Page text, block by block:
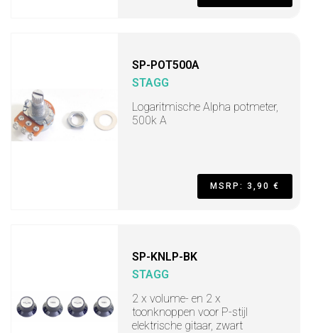
SP-POT500A
STAGG
Logaritmische Alpha potmeter,
500k A
MSRP: 3,90 €
SP-KNLP-BK
STAGG
2 x volume- en 2 x
toonknoppen voor P-stijl
elektrische gitaar, zwart